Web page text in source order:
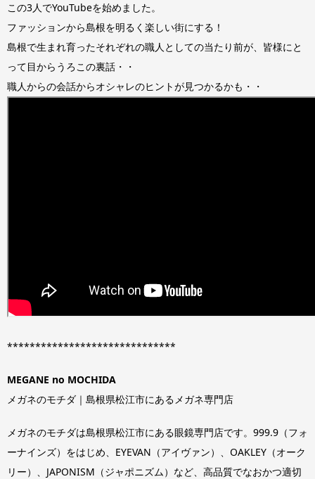
この3人でYouTubeを始めました。
ファッションから島根を明るく楽しい街にする！
島根で生まれ育ったそれぞれの職人としての当たり前が、皆様にと
って目からうろこの裏話・・
職人からの会話からオシャレのヒントが見つかるかも・・
******************************
MEGANE no MOCHIDA
メガネのモチダ｜島根県松江市にあるメガネ専門店
メガネのモチダは島根県松江市にある眼鏡専門店です。999.9（フォ
ーナインズ）をはじめ、EYEVAN（アイヴァン）、OAKLEY（オーク
リー）、JAPONISM（ジャポニズム）など、高品質でなおかつ適切